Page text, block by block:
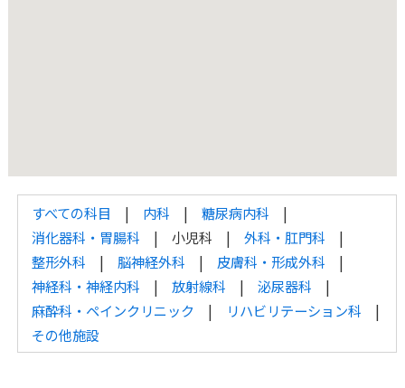
すべての科目 内科
糖尿病内科
消化器科・胃腸科
小児科
外科・肛門科
整形外科
脳神経外科
皮膚科・形成外科
神経科・神経内科
放射線科
泌尿器科
麻酔科・ペインクリニック
リハビリテーション科
その他施設